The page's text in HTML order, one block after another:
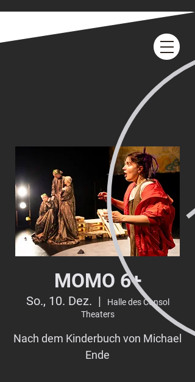
MOMO 6+
So., 10. Dez.
  |
Halle des Consol
Theaters
Nach dem Kinderbuch von Michael
Ende